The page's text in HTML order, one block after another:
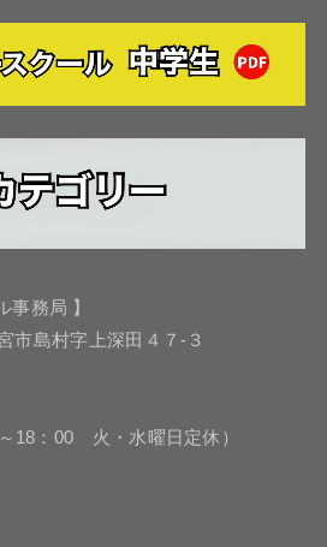
事務局 】
島村字上深田４７-３
：00 火・水曜日定休）